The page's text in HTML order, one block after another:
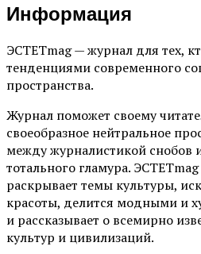
Информация
ЭСТЕТmag — журнал для тех,
тенденциями современного
пространства.
Журнал поможет своему
своеобразное нейтральное
между журналистикой снобов
тотального гламура.
раскрывает темы культуры,
красоты, делится модными и
и рассказывает о всемирно
культур и цивилизаций.